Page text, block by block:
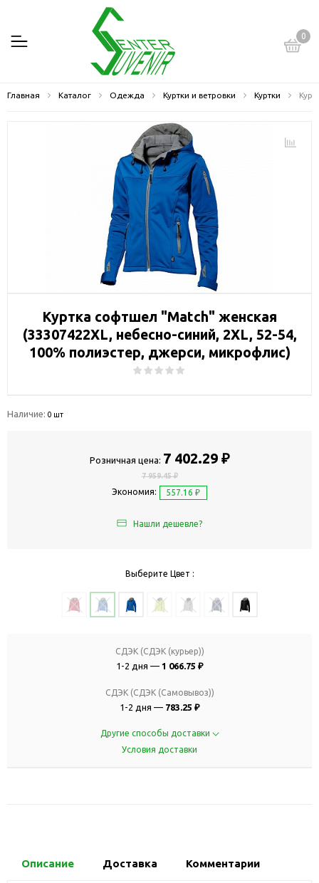
0
Главная Каталог Одежда Куртки и ветровки Куртки
Куртка софтшел "Match" женская
(33307422XL, небесно-синий, 2XL, 52-54,
100% полиэстер, джерси, микрофлис)
Наличие: 0 шт
Розничная цена: 7 402.29 ₽
7 959.45 ₽
Экономия: 557.16 ₽
Нашли дешевле?
Выберите Цвет :
СДЭК (СДЭК (курьер))
1-2 дня — 1 066.75 ₽
СДЭК (СДЭК (Самовывоз))
1-2 дня — 783.25 ₽
Другие способы доставки
Условия доставки
Описание Доставка Комментарии